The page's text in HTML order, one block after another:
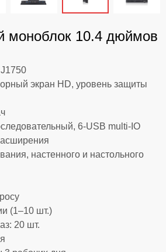
моноблок 10.4 дюймов
экран HD, уровень защиты
6-USB multi-IO
настенного и настольного
(1–10 шт.)
20 шт.